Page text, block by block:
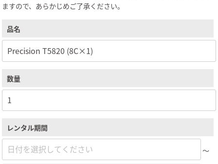
ますので、あらかじめご了承ください。
品名
数量
レンタル期間
～